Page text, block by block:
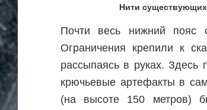
Нити
Почти весь нижний пояс
Ограничения крепили к
рассыпаясь в руках. Здесь
крючьевые артефакты в
(на высоте 150 метров)